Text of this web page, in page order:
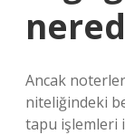
Ancak
niteliğindeki
tapu işlemleri